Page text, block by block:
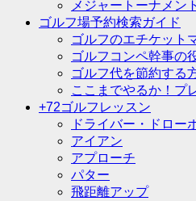
メジャートーナメント
ゴルフ場予約検索ガイド
ゴルフのエチケット
ゴルフコンペ幹事の
ゴルフ代を節約する
ここまでやるか！プ
+72ゴルフレッスン
ドライバー・ドロー
アイアン
アプローチ
パター
飛距離アップ